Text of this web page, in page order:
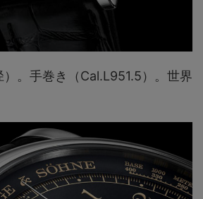
。手巻き（Cal.L951.5）。世界